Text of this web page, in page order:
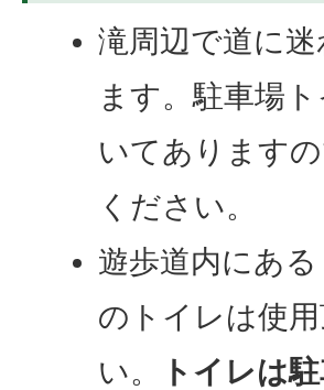
滝周辺で道に
ます。駐車場
いてあります
ください。
遊歩道内にあ
のトイレは使
い。
トイレは